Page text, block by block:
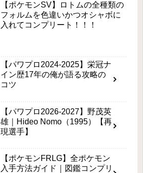
【ポケモンSV】ロトムの全種類の
フォルムを色違いかつオシャボに
入れてコンプリート！！！
【パワプロ2024-2025】栄冠ナ
イン歴17年の俺が語る攻略の
コツ
【パワプロ2026-2027】野茂英
雄｜Hideo Nomo（1995）【再
現選手】
【ポケモンFRLG】全ポケモン
入手方法ガイド｜図鑑コンプリ